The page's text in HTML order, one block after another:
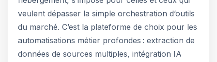
veulent dépasser la simple orchestration d’outils
du marché. C’est la plateforme de choix pour les
automatisations métier profondes : extraction de
données de sources multiples, intégration IA